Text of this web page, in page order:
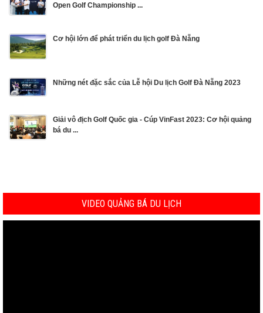
Open Golf Championship ...
Cơ hội lớn để phát triển du lịch golf Đà Nẵng
Những nét đặc sắc của Lễ hội Du lịch Golf Đà Nẵng 2023
Giải vô địch Golf Quốc gia - Cúp VinFast 2023: Cơ hội quảng
bá du ...
VIDEO QUẢNG BÁ DU LỊCH